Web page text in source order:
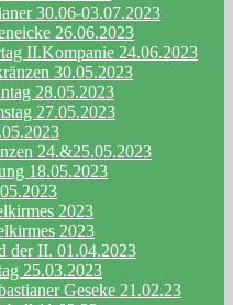
30.06-03.07.2023
26.06.2023
II.Kompanie 24.06.2023
30.05.2023
28.05.2023
27.05.2023
24.&25.05.2023
18.05.2023
2023
2023
der II. 01.04.2023
25.03.2023
Geseke 21.02.23